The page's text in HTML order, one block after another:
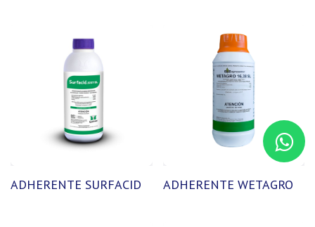
ADHERENTE SURFACID ADHERENTE WETAGRO